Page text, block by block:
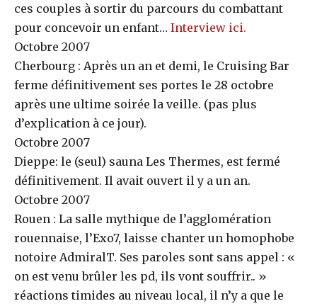
ces couples à sortir du parcours du combattant
pour concevoir un enfant… Interview ici.
Octobre 2007
Cherbourg : Après un an et demi, le Cruising Bar
ferme définitivement ses portes le 28 octobre
après une ultime soirée la veille. (pas plus
d’explication à ce jour).
Octobre 2007
Dieppe: le (seul) sauna Les Thermes, est fermé
définitivement. Il avait ouvert il y a un an.
Octobre 2007
Rouen : La salle mythique de l’agglomération
rouennaise, l’Exo7, laisse chanter un homophobe
notoire AdmiralT. Ses paroles sont sans appel : «
on est venu brûler les pd, ils vont souffrir.. »
réactions timides au niveau local, il n’y a que le